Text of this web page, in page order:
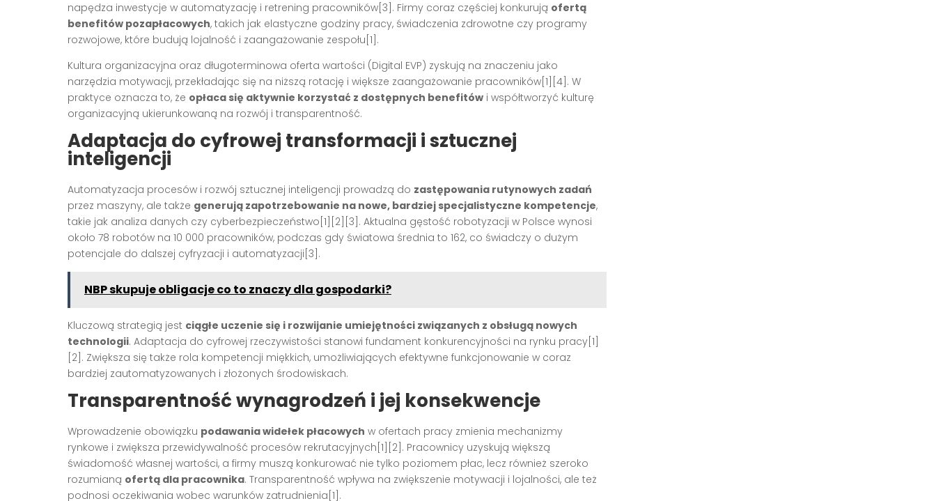
napędza inwestycje w automatyzację i retrening pracowników[3]. Firmy coraz częściej konkurują ofertą
benefitów pozapłacowych, takich jak elastyczne godziny pracy, świadczenia zdrowotne czy programy
rozwojowe, które budują lojalność i zaangażowanie zespołu[1].
Kultura organizacyjna oraz długoterminowa oferta wartości (Digital EVP) zyskują na znaczeniu jako
narzędzia motywacji, przekładając się na niższą rotację i większe zaangażowanie pracowników[1][4]. W
praktyce oznacza to, że opłaca się aktywnie korzystać z dostępnych benefitów i współtworzyć kulturę
organizacyjną ukierunkowaną na rozwój i transparentność.
Adaptacja do cyfrowej transformacji i sztucznej
inteligencji
Automatyzacja procesów i rozwój sztucznej inteligencji prowadzą do zastępowania rutynowych zadań
przez maszyny, ale także generują zapotrzebowanie na nowe, bardziej specjalistyczne kompetencje,
takie jak analiza danych czy cyberbezpieczeństwo[1][2][3]. Aktualna gęstość robotyzacji w Polsce wynosi
około 78 robotów na 10 000 pracowników, podczas gdy światowa średnia to 162, co świadczy o dużym
potencjale do dalszej cyfryzacji i automatyzacji[3].
NBP skupuje obligacje co to znaczy dla gospodarki?
Kluczową strategią jest ciągłe uczenie się i rozwijanie umiejętności związanych z obsługą nowych
technologii. Adaptacja do cyfrowej rzeczywistości stanowi fundament konkurencyjności na rynku pracy[1]
[2]. Zwiększa się także rola kompetencji miękkich, umożliwiających efektywne funkcjonowanie w coraz
bardziej zautomatyzowanych i złożonych środowiskach.
Transparentność wynagrodzeń i jej konsekwencje
Wprowadzenie obowiązku podawania widełek płacowych w ofertach pracy zmienia mechanizmy
rynkowe i zwiększa przewidywalność procesów rekrutacyjnych[1][2]. Pracownicy uzyskują większą
świadomość własnej wartości, a firmy muszą konkurować nie tylko poziomem płac, lecz również szeroko
rozumianą ofertą dla pracownika. Transparentność wpływa na zwiększenie motywacji i lojalności, ale też
podnosi oczekiwania wobec warunków zatrudnienia[1].